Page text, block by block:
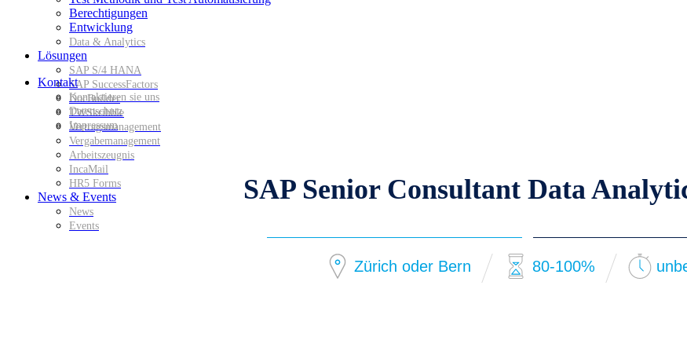
Berechtigungen
Entwicklung
Data & Analytics
Lösungen
SAP S/4 HANA
SAP SuccessFactors
DocBuilder
TWSkribble
Vertragsmanagement
Vergabemanagement
Arbeitszeugnis
IncaMail
HR5 Forms
News & Events
News
Events
Kontakt
Kontaktieren sie uns
Datenschutz
Impressum
SAP Senior Consultant Data
Zürich oder Bern 80-100%